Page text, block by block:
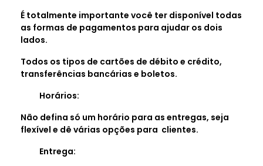
É totalmente importante você ter disponível todas
as formas de pagamentos para ajudar os dois
lados.
Todos os tipos de cartões de débito e crédito,
transferências bancárias e boletos.
Horários:
Não defina só um horário para as entregas, seja
flexível e dê várias opções para clientes.
Entrega: